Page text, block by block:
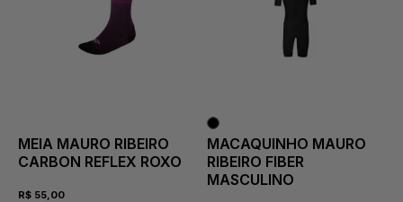
MEIA MAURO RIBEIRO
CARBON REFLEX ROXO
R$ 55,00
MACAQUINHO MAURO
RIBEIRO FIBER
MASCULINO